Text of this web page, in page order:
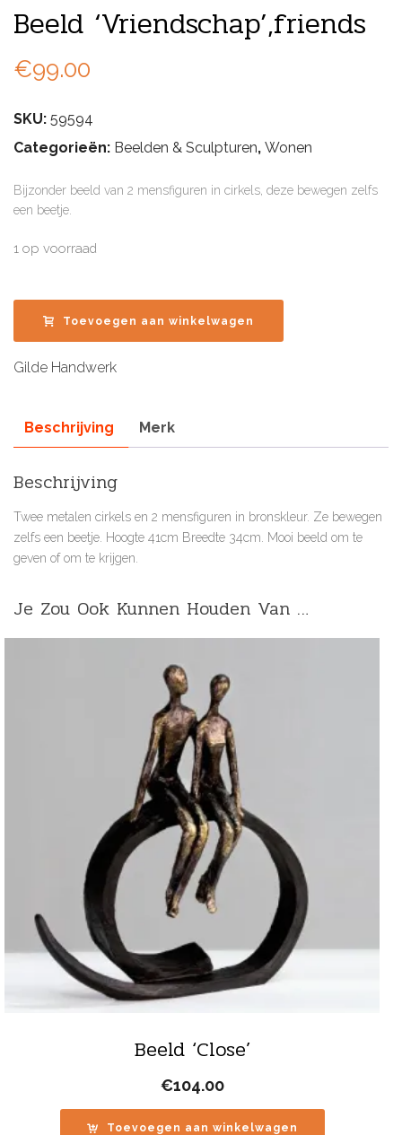
Beeld ‘Vriendschap’,friends
€99.00
SKU: 59594
Categorieën: Beelden & Sculpturen, Wonen
Bijzonder beeld van 2 mensfiguren in cirkels, deze bewegen zelfs
een beetje.
1 op voorraad
Toevoegen aan winkelwagen
Gilde Handwerk
Beschrijving Merk
Beschrijving
Twee metalen cirkels en 2 mensfiguren in bronskleur. Ze bewegen
zelfs een beetje. Hoogte 41cm Breedte 34cm. Mooi beeld om te
geven of om te krijgen.
Je Zou Ook Kunnen Houden Van …
Beeld ‘Close’
€104.00
Toevoegen aan winkelwagen